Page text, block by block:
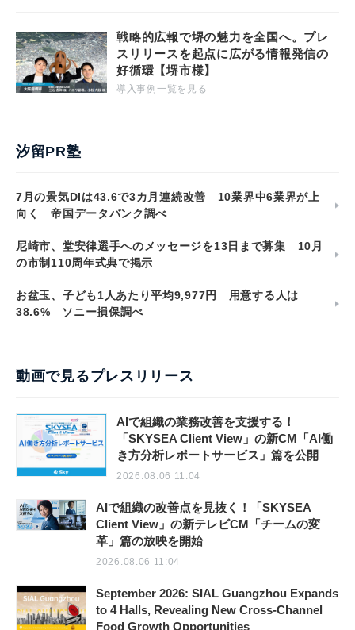
戦略的広報で堺の魅力を全国へ。プレ
スリリースを起点に広がる情報発信の
好循環【堺市様】
導入事例一覧を見る
汐留PR塾
7月の景気DIは43.6で3カ月連続改善 10業界中6業界が上
向く 帝国データバンク調べ
尼崎市、堂安律選手へのメッセージを13日まで募集 10月
の市制110周年式典で掲示
お盆玉、子ども1人あたり平均9,977円 用意する人は
38.6% ソニー損保調べ
動画で見るプレスリリース
AIで組織の業務改善を支援する！
「SKYSEA Client View」の新CM「AI働
き方分析レポートサービス」篇を公開
2026.08.06 11:04
AIで組織の改善点を見抜く！「SKYSEA
Client View」の新テレビCM「チームの変
革」篇の放映を開始
2026.08.06 11:04
September 2026: SIAL Guangzhou Expands
to 4 Halls, Revealing New Cross-Channel
Food Growth Opportunities